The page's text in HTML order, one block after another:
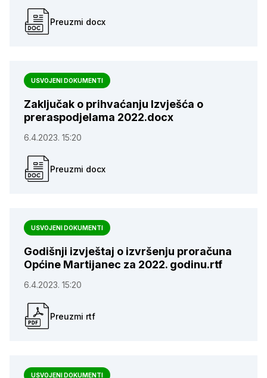
Preuzmi docx
USVOJENI DOKUMENTI
Zaključak o prihvaćanju Izvješća o
preraspodjelama 2022.docx
6.4.2023. 15:20
Preuzmi docx
USVOJENI DOKUMENTI
Godišnji izvještaj o izvršenju proračuna
Općine Martijanec za 2022. godinu.rtf
6.4.2023. 15:20
Preuzmi rtf
USVOJENI DOKUMENTI